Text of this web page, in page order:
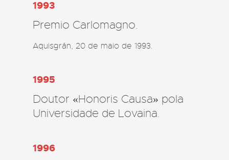
1993
Premio Carlomagno.
Aquisgrán, 20 de maio de 1993.
1995
Doutor «Honoris Causa» pola
Universidade de Lovaina.
1996